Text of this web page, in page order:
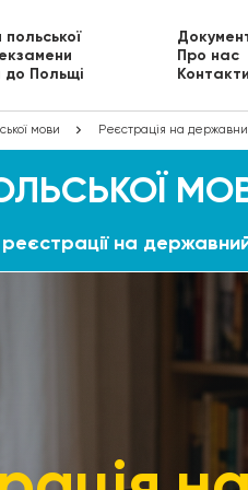
польської
до Польщі
Про нас
Контакти
мови Реєстрація на
на